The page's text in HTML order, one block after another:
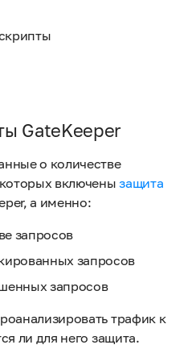
GateKeeper
о количестве
включенызащита
а именно:
запросов
запросов
запросов
трафик к
ли для него защита.